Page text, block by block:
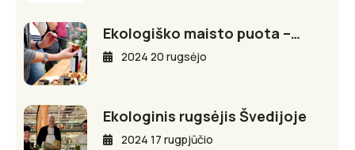
Ekologiško maisto puota –…
2024 20 rugsėjo
Ekologinis rugsėjis Švedijoje
2024 17 rugpjūčio